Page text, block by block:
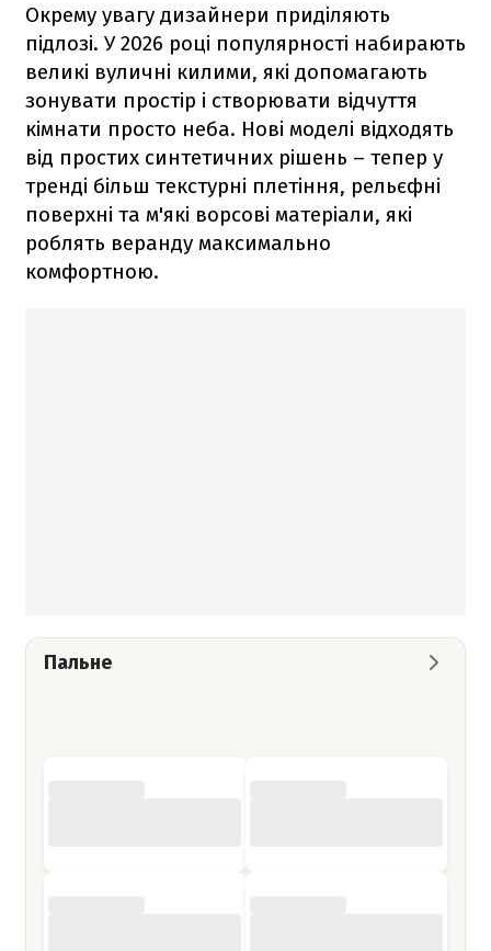
Окрему увагу дизайнери приділяють
підлозі. У 2026 році популярності набирають
великі вуличні килими, які допомагають
зонувати простір і створювати відчуття
кімнати просто неба. Нові моделі відходять
від простих синтетичних рішень – тепер у
тренді більш текстурні плетіння, рельєфні
поверхні та м'які ворсові матеріали, які
роблять веранду максимально
комфортною.
Пальне